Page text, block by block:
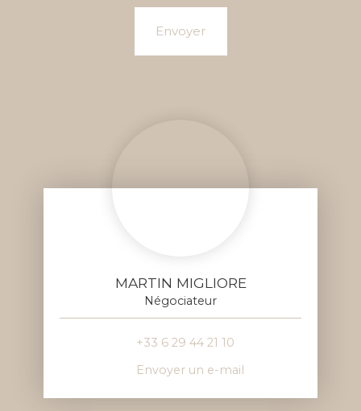
Envoyer
MARTIN MIGLIORE
Négociateur
+33 6 29 44 21 10
Envoyer un e-mail